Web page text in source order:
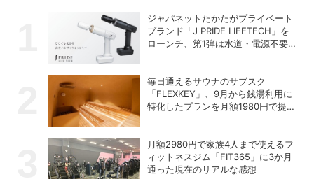
ジャパネットたかたがプライベート
ブランド「J PRIDE LIFETECH」を
ローンチ、第1弾は水道・電源不要
毎日通えるサウナのサブスク
「FLEXKEY」、9月から銭湯利用に
特化したプランを月額1980円で提供
月額2980円で家族4人まで使えるフ
ィットネスジム「FIT365」に3か月
通った現在のリアルな感想